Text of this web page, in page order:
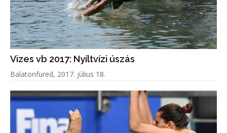
Vizes vb 2017: Nyíltvízi úszás
Balatonfüred, 2017. július 18.